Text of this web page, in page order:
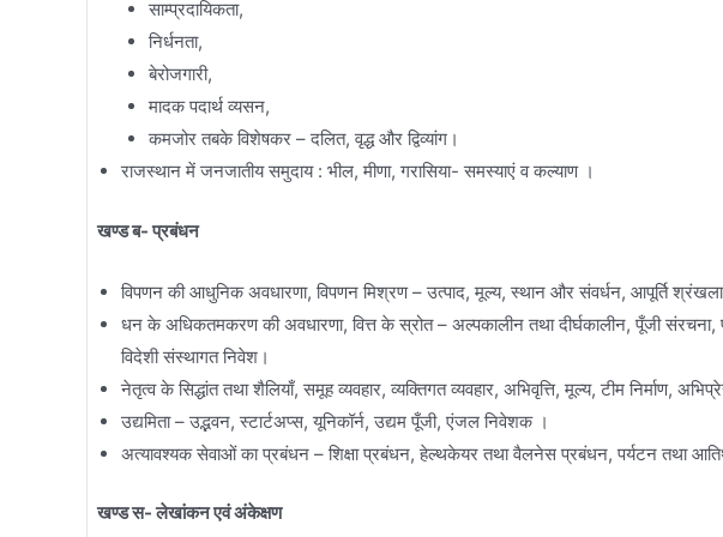
साम्प्रदायिकता,
निर्धनता,
बेरोजगारी,
मादक पदार्थ व्यसन,
कमजोर तबके विशेषकर – दलित, वृद्ध और द्विव्यांग।
राजस्थान में जनजातीय समुदाय : भील, मीणा, गरासिया- समस्याएं व कल्याण ।
खण्ड ब- प्रबंधन
विपणन की आधुनिक अवधारणा, विपणन मिश्रण – उत्पाद, मूल्य, स्थान और संवर्धन, आपूर्ति
धन के अधिकतमकरण की अवधारणा, वित्त के स्रोत – अल्पकालीन तथा दीर्घकालीन, पूँजी संरचना,
विदेशी संस्थागत निवेश।
नेतृत्व के सिद्धांत तथा शैलियाँ, समूह व्यवहार, व्यक्तिगत व्यवहार, अभिवृत्ति, मूल्य, टीम
उद्यमिता – उद्भवन, स्टार्टअप्स, यूनिकॉर्न, उद्यम पूँजी, एंजल निवेशक ।
अत्यावश्यक सेवाओं का प्रबंधन – शिक्षा प्रबंधन, हेल्थकेयर तथा वैलनेस प्रबंधन, पर्यटन तथा
खण्ड स- लेखांकन एवं अंकेक्षण